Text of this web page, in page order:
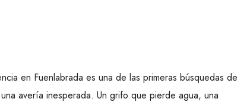
en Fuenlabrada es una de las primeras búsquedas de
avería inesperada. Un grifo que pierde agua, una